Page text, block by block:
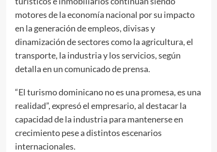
motores de la economía nacional por su impacto
en la generación de empleos, divisas y
dinamización de sectores como la agricultura, el
transporte, la industria y los servicios, según
detalla en un comunicado de prensa.
“El turismo dominicano no es una promesa, es una
realidad”, expresó el empresario, al destacar la
capacidad de la industria para mantenerse en
crecimiento pese a distintos escenarios
internacionales.